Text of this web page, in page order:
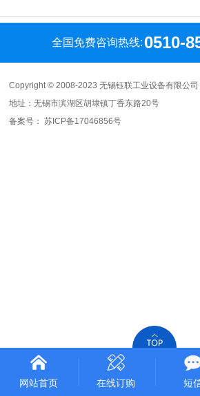
全国免费咨询热线: 0510-
Copyright © 2008-2023 无锡钰联工业设备有限公司
地址：无锡市滨湖区胡埭镇丁香东路20号
备案号：苏ICP备17046856号
网站首页 在线订购 短